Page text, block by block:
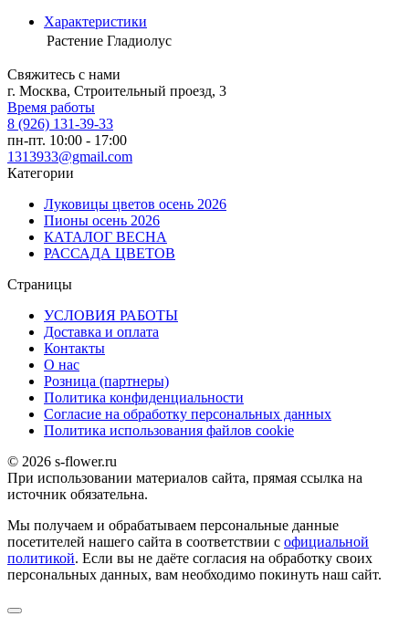
Характеристики
Растение Гладиолус
Свяжитесь с нами
г. Москва, Строительный проезд, 3
Время работы
8 (926) 131-39-33
пн-пт. 10:00 - 17:00
1313933@gmail.com
Категории
Луковицы цветов осень 2026
Пионы осень 2026
КАТАЛОГ ВЕСНА
РАССАДА ЦВЕТОВ
Страницы
УСЛОВИЯ РАБОТЫ
Доставка и оплата
Контакты
О наc
Розница (партнеры)
Политика конфиденциальности
Согласие на обработку персональных данных
Политика использования файлов сookie
© 2026 s-flower.ru
При использовании материалов сайта, прямая ссылка на
источник обязательна.
Мы получаем и обрабатываем персональные данные
посетителей нашего сайта в соответствии с официальной
политикой. Если вы не даёте согласия на обработку своих
персональных данных, вам необходимо покинуть наш сайт.